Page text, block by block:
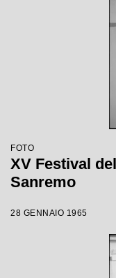
FOTO
XV Festival
Sanremo
28 GENNAIO 1965